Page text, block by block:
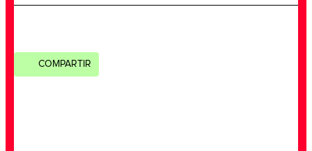
COMPARTIR